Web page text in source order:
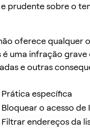
prudente sobre o
oferece qualquer
uma infração grave
e outras
Prática específica
Bloquear o acesso de
Filtrar endereços da